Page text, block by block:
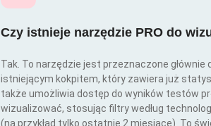
Czy istnieje narzędzie PRO do
Tak. To narzędzie jest przeznaczone
istniejącym kokpitem, który zawiera już
także umożliwia dostęp do wyników testów
wizualizować, stosując filtry według
(na przykład tylko ostatnie 2 miesiące). To